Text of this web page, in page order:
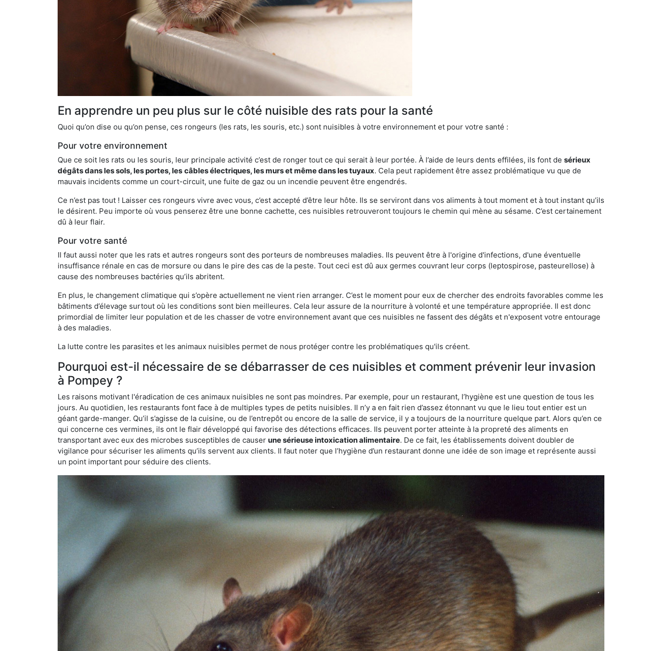
En apprendre un peu plus sur le côté nuisible des rats pour la santé
Quoi qu’on dise ou qu’on pense, ces rongeurs (les rats, les souris, etc.) sont nuisibles à votre environnement et pour votre santé :
Pour votre environnement
Que ce soit les rats ou les souris, leur principale activité c’est de ronger tout ce qui serait à leur portée. À l’aide de leurs dents effilées, ils font de sérieux
dégâts dans les sols, les portes, les câbles électriques, les murs et même dans les tuyaux. Cela peut rapidement être assez problématique vu que de
mauvais incidents comme un court-circuit, une fuite de gaz ou un incendie peuvent être engendrés.
Ce n’est pas tout ! Laisser ces rongeurs vivre avec vous, c’est accepté d’être leur hôte. Ils se serviront dans vos aliments à tout moment et à tout instant qu’ils
le désirent. Peu importe où vous penserez être une bonne cachette, ces nuisibles retrouveront toujours le chemin qui mène au sésame. C’est certainement
dû à leur flair.
Pour votre santé
Il faut aussi noter que les rats et autres rongeurs sont des porteurs de nombreuses maladies. Ils peuvent être à l'origine d'infections, d'une éventuelle
insuffisance rénale en cas de morsure ou dans le pire des cas de la peste. Tout ceci est dû aux germes couvrant leur corps (leptospirose, pasteurellose) à
cause des nombreuses bactéries qu’ils abritent.
En plus, le changement climatique qui s’opère actuellement ne vient rien arranger. C’est le moment pour eux de chercher des endroits favorables comme les
bâtiments d’élevage surtout où les conditions sont bien meilleures. Cela leur assure de la nourriture à volonté et une température appropriée. Il est donc
primordial de limiter leur population et de les chasser de votre environnement avant que ces nuisibles ne fassent des dégâts et n'exposent votre entourage
à des maladies.
La lutte contre les parasites et les animaux nuisibles permet de nous protéger contre les problématiques qu'ils créent.
Pourquoi est-il nécessaire de se débarrasser de ces nuisibles et comment prévenir leur invasion
à Pompey ?
Les raisons motivant l'éradication de ces animaux nuisibles ne sont pas moindres. Par exemple, pour un restaurant, l’hygiène est une question de tous les
jours. Au quotidien, les restaurants font face à de multiples types de petits nuisibles. Il n’y a en fait rien d’assez étonnant vu que le lieu tout entier est un
géant garde-manger. Qu’il s’agisse de la cuisine, ou de l’entrepôt ou encore de la salle de service, il y a toujours de la nourriture quelque part. Alors qu’en ce
qui concerne ces vermines, ils ont le flair développé qui favorise des détections efficaces. Ils peuvent porter atteinte à la propreté des aliments en
transportant avec eux des microbes susceptibles de causer une sérieuse intoxication alimentaire. De ce fait, les établissements doivent doubler de
vigilance pour sécuriser les aliments qu’ils servent aux clients. Il faut noter que l’hygiène d’un restaurant donne une idée de son image et représente aussi
un point important pour séduire des clients.